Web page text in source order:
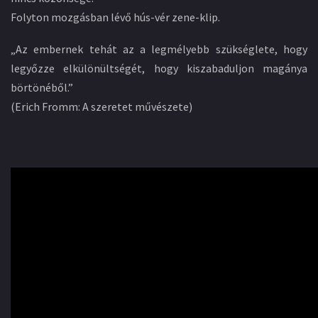
Folyton mozgásban lévő hús-vér zene-klip.
„Az embernek tehát az a legmélyebb szükséglete, hogy
legyőzze elkülönültségét, hogy kiszabaduljon magánya
börtönéből.”
(Erich Fromm: A szeretet művészete)